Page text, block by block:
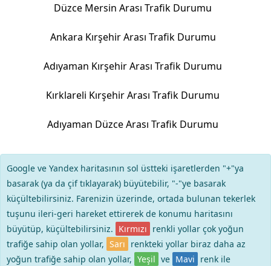
Düzce Mersin Arası Trafik Durumu
Ankara Kırşehir Arası Trafik Durumu
Adıyaman Kırşehir Arası Trafik Durumu
Kırklareli Kırşehir Arası Trafik Durumu
Adıyaman Düzce Arası Trafik Durumu
Google ve Yandex haritasının sol üstteki işaretlerden "+"ya
basarak (ya da çif tıklayarak) büyütebilir, "-"ye basarak
küçültebilirsiniz. Farenizin üzerinde, ortada bulunan tekerlek
tuşunu ileri-geri hareket ettirerek de konumu haritasını
büyütüp, küçültebilirsiniz. Kırmızı renkli yollar çok yoğun
trafiğe sahip olan yollar, Sarı renkteki yollar biraz daha az
yoğun trafiğe sahip olan yollar, Yeşil ve Mavi renk ile